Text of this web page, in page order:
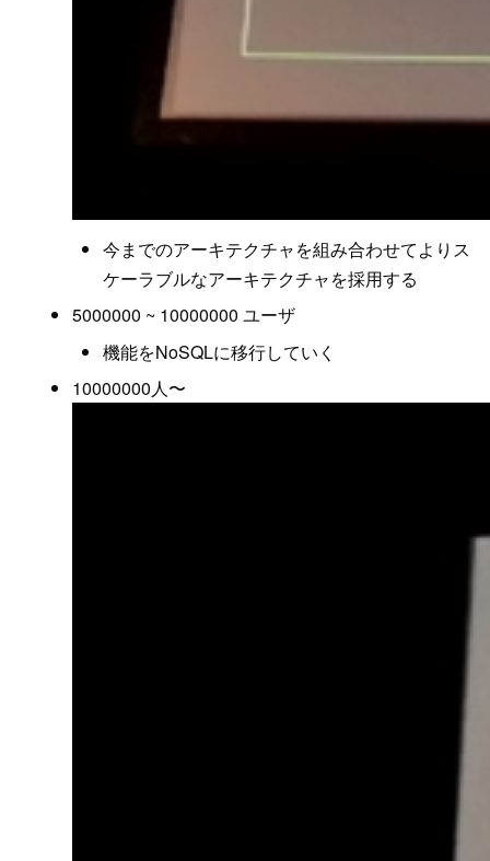
今までのアーキテクチャを組み合わせてよりス
ケーラブルなアーキテクチャを採用する
5000000 ~ 10000000 ユーザ
機能をNoSQLに移行していく
10000000人〜